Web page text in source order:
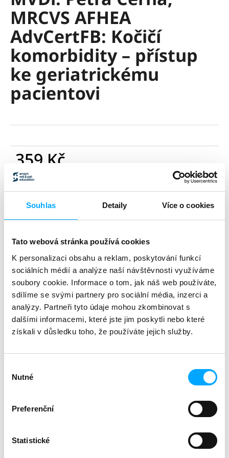
Souhlas Detaily Více o cookies
Tato webová stránka používá cookies
K personalizaci obsahu a reklam, poskytování funkcí
sociálních médií a analýze naší návštěvnosti využíváme
soubory cookie. Informace o tom, jak náš web používáte,
sdílíme se svými partnery pro sociální média, inzerci a
analýzy. Partneři tyto údaje mohou zkombinovat s
dalšími informacemi, které jste jim poskytli nebo které
získali v důsledku toho, že používáte jejich služby.
souhlasu
Nutné
Preferenční
Statistické
0,0
5
hvězdiček.
MRCVS AFHEA
AdvCertFB: Kočičí
komorbidity – přístup
ke geriatrickému
pacientovi
359 Kč
296,69 Kč bez DPH
Měrná
cena:
DO KOŠÍKU
Kategorie:
webináře
zvíře
kočka
délka
90 min
Zeptat se Sdílet
Popis Související (8) Diskuze
Záznam webináře (90 min) vč. PDF verze
prezentace. Záznam bude dostupný do 30. 6. 2026.
medicíny koček".
AFHEA AdvCertFB
praxi setkáváme běžně. Tento webinář se pokusí
pomoci s léčbou běžných komorbidit u starších koček,
těchto onemocnění i na vypracování léčebného plánu
a
j
í
t
?
D
o
p
u
u
j
e
m
e